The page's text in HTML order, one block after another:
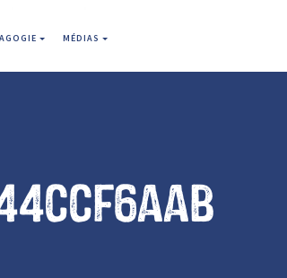
MÉDIAS